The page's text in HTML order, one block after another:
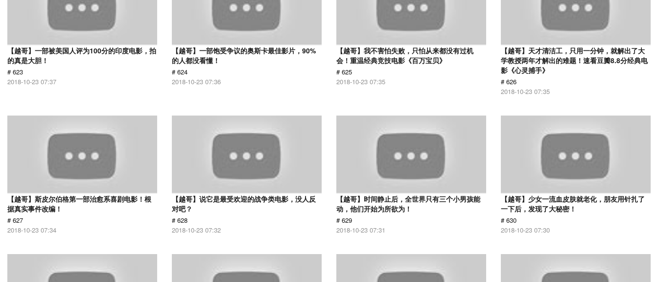
【越哥】一部被美国人评为100分的印度电影，拍
的真是大胆！
# 623
2018-10-23 07:37
【越哥】一部饱受争议的奥斯卡最佳影片，90%
的人都没看懂！
# 624
2018-10-23 07:36
【越哥】我不害怕失败，只怕从来都没有过机
会！重温经典竞技电影《百万宝贝》
# 625
2018-10-23 07:35
【越哥】天才清洁工，只用一分钟，就解出了大
学教授两年才解出的难题！速看豆瓣8.8分经典电
影《心灵捕手》
# 626
2018-10-23 07:35
【越哥】斯皮尔伯格第一部治愈系喜剧电影！根
据真实事件改编！
# 627
2018-10-23 07:34
【越哥】说它是最受欢迎的战争类电影，没人反
对吧？
# 628
2018-10-23 07:32
【越哥】时间静止后，全世界只有三个小男孩能
动，他们开始为所欲为！
# 629
2018-10-23 07:31
【越哥】少女一流血皮肤就老化，朋友用针扎了
一下后，发现了大秘密！
# 630
2018-10-23 07:30